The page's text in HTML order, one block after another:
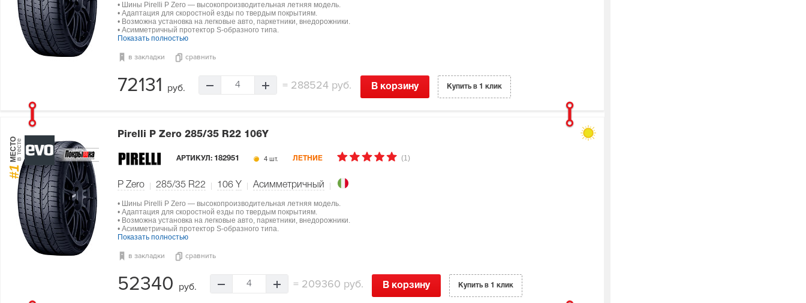
• Шины Pirelli P Zero — высокопроизводительная летняя модель.
• Адаптация для скоростной езды по твердым покрытиям.
• Возможна установка на легковые авто, паркетники, внедорожники.
• Асимметричный протектор S-образного типа.
Показать полностью
в закладки сравнить
72131 руб. 4 = 288524 руб. В корзину Купить в 1 клик
#1
МЕСТОв тесте
Pirelli P Zero 285/35 R22 106Y
АРТИКУЛ: 182951 4 шт. ЛЕТНИЕ (1)
P Zero 285/35 R22 106 Y Асимметричный
• Шины Pirelli P Zero — высокопроизводительная летняя модель.
• Адаптация для скоростной езды по твердым покрытиям.
• Возможна установка на легковые авто, паркетники, внедорожники.
• Асимметричный протектор S-образного типа.
Показать полностью
в закладки сравнить
52340 руб. 4 = 209360 руб. В корзину Купить в 1 клик